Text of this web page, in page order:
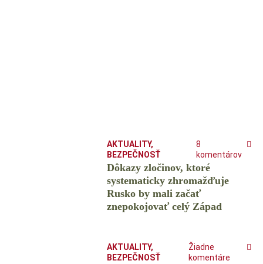
AKTUALITY,
BEZPEČNOSŤ
8
komentárov
Dôkazy zločinov, ktoré
systematicky zhromažďuje
Rusko by mali začať
znepokojovať celý Západ
AKTUALITY,
BEZPEČNOSŤ
Žiadne
komentáre